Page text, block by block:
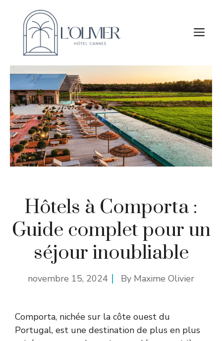
contenu
Hôtels à Comporta :
Guide complet pour un
séjour inoubliable
novembre 15, 2024 By Maxime Olivier
Comporta, nichée sur la côte ouest du
Portugal, est une destination de plus en plus